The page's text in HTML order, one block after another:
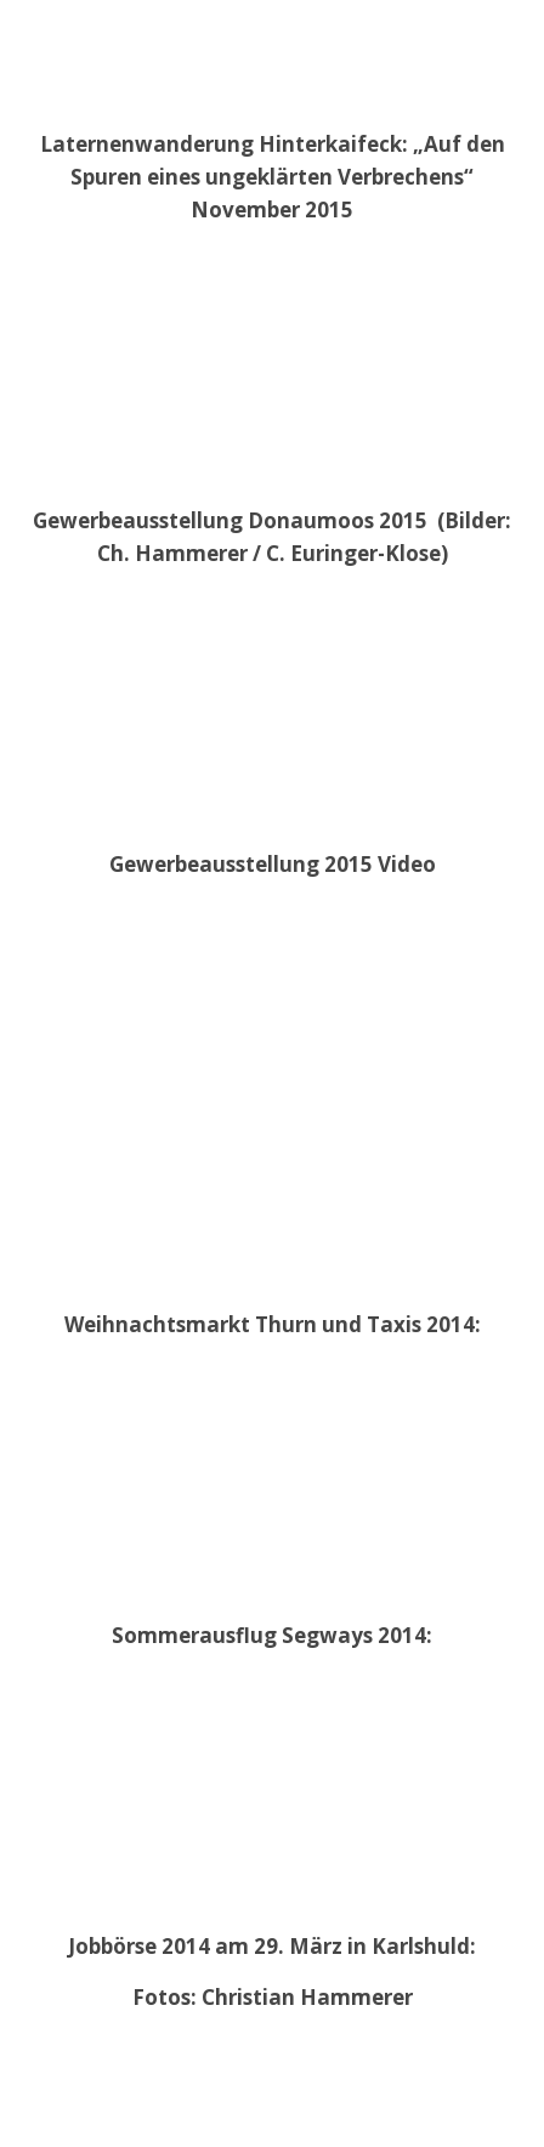
Laternenwanderung Hinterkaifeck: „Auf den
Spuren eines ungeklärten Verbrechens“
November 2015
Gewerbeausstellung Donaumoos 2015 (Bilder:
Ch. Hammerer / C. Euringer-Klose)
Gewerbeausstellung 2015 Video
Weihnachtsmarkt Thurn und Taxis 2014:
Sommerausflug Segways 2014:
Jobbörse 2014 am 29. März in Karlshuld:
Fotos: Christian Hammerer